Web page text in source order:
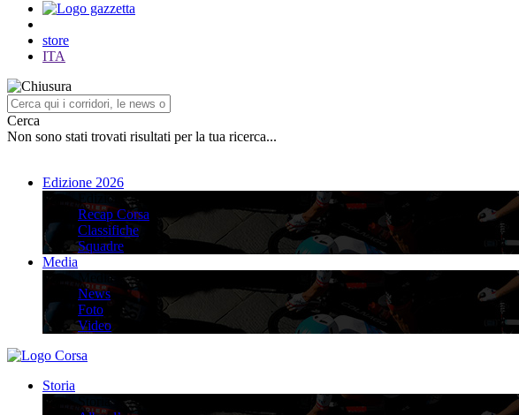
store
ITA
Cerca
Non sono stati trovati risultati per la tua ricerca...
Edizione 2026
Edizione 2026
Recap Corsa
Classifiche
Squadre
Media
Media
News
Foto
Video
Storia
Storia